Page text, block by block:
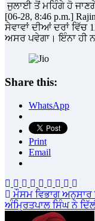
ਜੁਲਾਈ ਤੋਂ ਮਹਿੰਗੇ ਹੋ
[06-28, 8:46 p.m.]
ਸੇਵਾਵਾਂ ਦੀਆਂ ਦਰਾਂ ਵਿੱਚ
ਅਸਰ ਪਵੇਗਾ। ਇੰਨਾ ਹੀ
Share this:
WhatsApp
Print
Email
Post
navigation
ਮੌਸਮ ਵਿਭਾਗ
ਅੰਮ੍ਰਿਤਪਾਲ ਸਿੰਘ ਨੇ